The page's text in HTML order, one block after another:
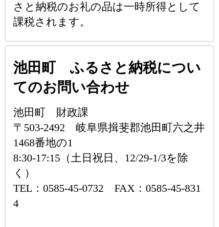
さと納税のお礼の品は一時所得として
課税されます。
池田町 ふるさと納税につい
てのお問い合わせ
池田町 財政課
〒503-2492 岐阜県揖斐郡池田町六之井
1468番地の1
8:30-17:15（土日祝日、12/29-1/3を除
く）
TEL：0585-45-0732 FAX：0585-45-831
4